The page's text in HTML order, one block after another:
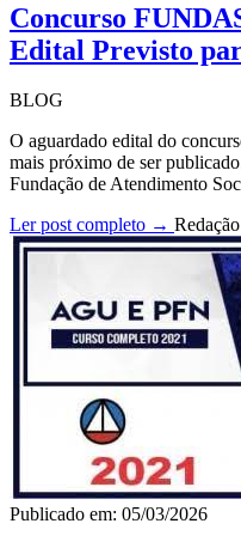
Concurso
Edital Previsto
BLOG
O aguardado edital do
mais próximo de ser
Fundação de Atendimento
Ler post completo →
Publicado em: 05/03/2026